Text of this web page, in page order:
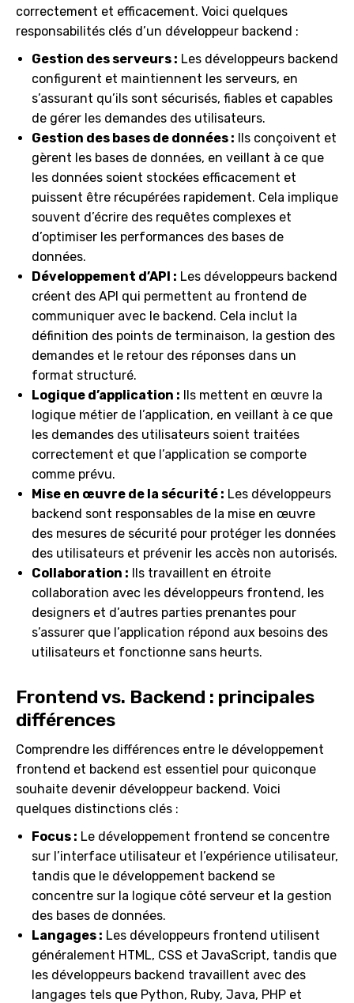
correctement et efficacement. Voici quelques
responsabilités clés d’un développeur backend :
Gestion des serveurs : Les développeurs backend
configurent et maintiennent les serveurs, en
s’assurant qu’ils sont sécurisés, fiables et capables
de gérer les demandes des utilisateurs.
Gestion des bases de données : Ils conçoivent et
gèrent les bases de données, en veillant à ce que
les données soient stockées efficacement et
puissent être récupérées rapidement. Cela implique
souvent d’écrire des requêtes complexes et
d’optimiser les performances des bases de
données.
Développement d’API : Les développeurs backend
créent des API qui permettent au frontend de
communiquer avec le backend. Cela inclut la
définition des points de terminaison, la gestion des
demandes et le retour des réponses dans un
format structuré.
Logique d’application : Ils mettent en œuvre la
logique métier de l’application, en veillant à ce que
les demandes des utilisateurs soient traitées
correctement et que l’application se comporte
comme prévu.
Mise en œuvre de la sécurité : Les développeurs
backend sont responsables de la mise en œuvre
des mesures de sécurité pour protéger les données
des utilisateurs et prévenir les accès non autorisés.
Collaboration : Ils travaillent en étroite
collaboration avec les développeurs frontend, les
designers et d’autres parties prenantes pour
s’assurer que l’application répond aux besoins des
utilisateurs et fonctionne sans heurts.
Frontend vs. Backend : principales
différences
Comprendre les différences entre le développement
frontend et backend est essentiel pour quiconque
souhaite devenir développeur backend. Voici
quelques distinctions clés :
Focus : Le développement frontend se concentre
sur l’interface utilisateur et l’expérience utilisateur,
tandis que le développement backend se
concentre sur la logique côté serveur et la gestion
des bases de données.
Langages : Les développeurs frontend utilisent
généralement HTML, CSS et JavaScript, tandis que
les développeurs backend travaillent avec des
langages tels que Python, Ruby, Java, PHP et